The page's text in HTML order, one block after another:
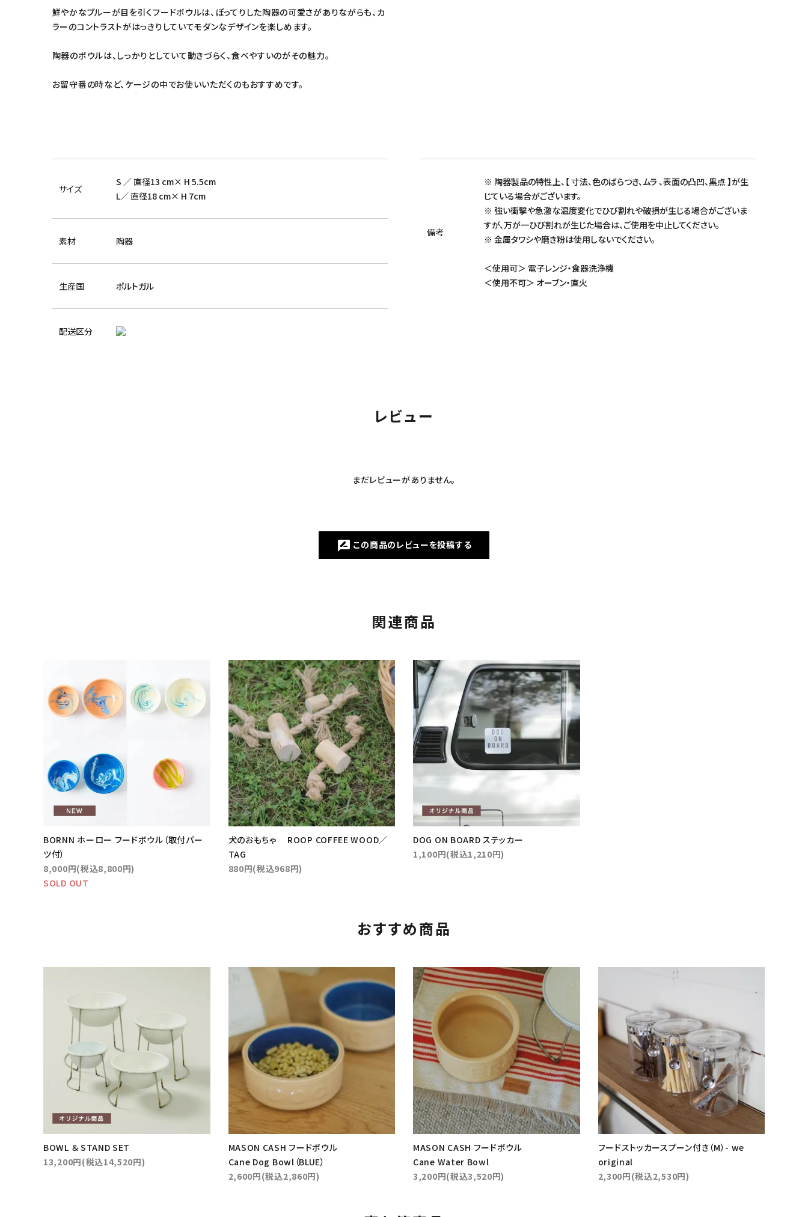
鮮やかなブルーが目を引くフードボウルは、ぽってりした陶器の可愛さがありながらも、カ
ラーのコントラストがはっきりしていてモダンなデザインを楽しめます。
陶器のボウルは、しっかりとしていて動きづらく、食べやすいのがその魅力。
お留守番の時など、ケージの中でお使いいただくのもおすすめです。
サイズ
S ／ 直径13 cm× H 5.5cm
L／ 直径18 cm× H 7cm
素材 陶器
生産国 ポルトガル
配送区分
備考
※ 陶器製品の特性上、【 寸法、色のばらつき、ムラ 、表面の凸凹、黒点 】が生
じている場合がございます。
※ 強い衝撃や急激な温度変化でひび割れや破損が生じる場合がございま
すが、万が一ひび割れが生じた場合は、ご使用を中止してください。
※ 金属タワシや磨き粉は使用しないでください。
＜使用可＞ 電子レンジ・食器洗浄機
＜使用不可＞ オーブン・直火
レビュー
まだレビューがありません。
rate_review この商品のレビューを投稿する
関連商品
BORNN ホーロー フードボウル（取付パー
ツ付）
8,000円(税込8,800円)
SOLD OUT
犬のおもちゃ ROOP COFFEE WOOD／
TAG
880円(税込968円)
DOG ON BOARD ステッカー
1,100円(税込1,210円)
おすすめ商品
BOWL ＆ STAND SET
13,200円(税込14,520円)
MASON CASH フードボウル
Cane Dog Bowl（BLUE）
2,600円(税込2,860円)
MASON CASH フードボウル
Cane Water Bowl
3,200円(税込3,520円)
フードストッカースプーン付き（M）- we
original
2,300円(税込2,530円)